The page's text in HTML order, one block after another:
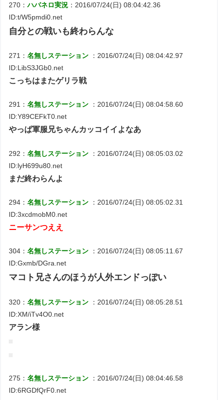
270：ハバネロ実況 ：2016/07/24(日) 08:04:42.36
ID:t/W5pmdi0.net
自分との戦いも終わらんな
271：名無しステーション
：2016/07/24(日) 08:04:42.97
ID:LibS3JGb0.net
こっちはまたゲリラ戦
291：名無しステーション
：2016/07/24(日) 08:04:58.60
ID:Y89CEFkT0.net
やっぱ軍服兄ちゃんカッコイイよなあ
292：名無しステーション
：2016/07/24(日) 08:05:03.02
ID:lyH699u80.net
まだ終わらんよ
294：名無しステーション
：2016/07/24(日) 08:05:02.31
ID:3xcdmobM0.net
ニーサンつええ
304：名無しステーション
：2016/07/24(日) 08:05:11.67
ID:Gxmb/DGra.net
マコト兄さんのほうが人外エンドっぽい
320：名無しステーション
：2016/07/24(日) 08:05:28.51
ID:XM/iTv4O0.net
アラン様
275：名無しステーション
：2016/07/24(日) 08:04:46.58
ID:6RGDfQrF0.net